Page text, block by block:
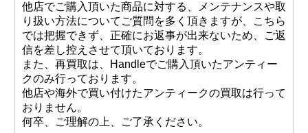
他店でご購入頂いた商品に対する、メンテナンスや取
り扱い方法についてご質問を多く頂きますが、こちら
では把握できず、正確にお返事が出来ないため、ご返
信を差し控えさせて頂いております。
また、再買取は、Handleでご購入頂いたアンティー
クのみ行っております。
他店や海外で買い付けたアンティークの買取は行って
おりません。
何卒、ご理解の上、ご了承ください。